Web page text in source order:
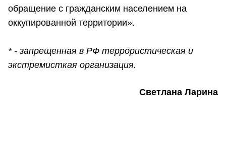
обращение с гражданским населением на
оккупированной территории».
* - запрещенная в РФ террористическая и
экстремисткая организация.
Светлана Ларина